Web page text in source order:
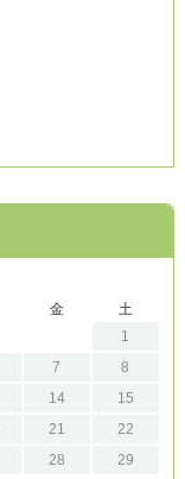
金
土
1
7
8
14
15
21
22
28
29